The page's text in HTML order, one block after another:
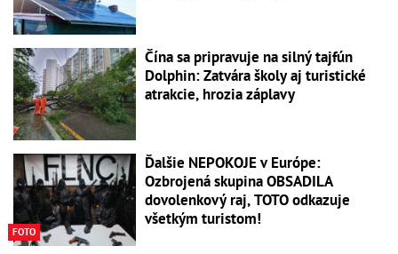
Čína sa pripravuje na silný tajfún
Dolphin: Zatvára školy aj turistické
atrakcie, hrozia záplavy
FOTO
Ďalšie NEPOKOJE v Európe:
Ozbrojená skupina OBSADILA
dovolenkový raj, TOTO odkazuje
všetkým turistom!